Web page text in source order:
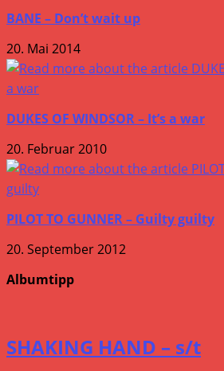
BANE – Don’t wait up
20. Mai 2014
DUKES OF WINDSOR – It’s a war
20. Februar 2010
PILOT TO GUNNER – Guilty guilty
20. September 2012
Albumtipp
SHAKING HAND – s/t